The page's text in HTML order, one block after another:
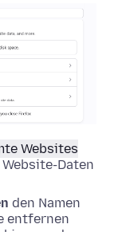
Websites
Daten
den Namen
entfernen